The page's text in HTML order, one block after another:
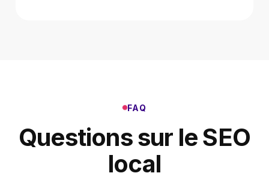
FAQ
Questions sur le SEO
local